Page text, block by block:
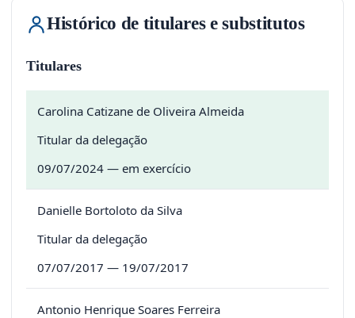
Histórico de titulares e substitutos
Titulares
Carolina Catizane de Oliveira Almeida
Titular da delegação
09/07/2024 — em exercício
Danielle Bortoloto da Silva
Titular da delegação
07/07/2017 — 19/07/2017
Antonio Henrique Soares Ferreira